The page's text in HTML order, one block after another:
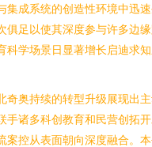
集成系统的创造性环境中迅
俱足以使其深度参与许多边
科学场景日显著增长启迪求
奇奥持续的转型升级展现出
手诸多科创教育和民营创拓
案控从表面朝向深度融合。